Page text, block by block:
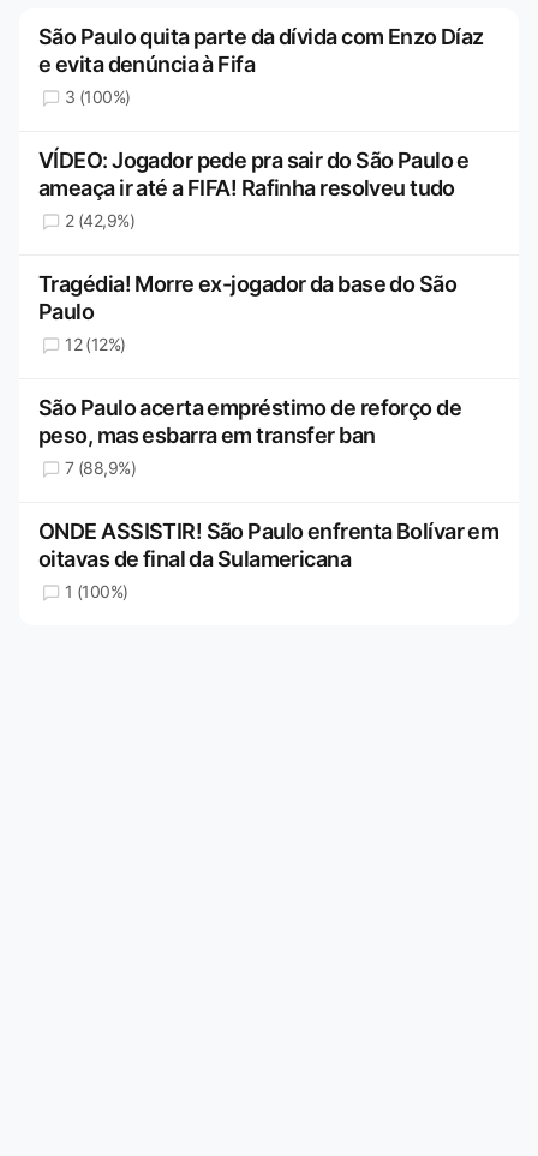
São Paulo quita parte da dívida com Enzo Díaz
e evita denúncia à Fifa
3 (100%)
VÍDEO: Jogador pede pra sair do São Paulo e
ameaça ir até a FIFA! Rafinha resolveu tudo
2 (42,9%)
Tragédia! Morre ex-jogador da base do São
Paulo
12 (12%)
São Paulo acerta empréstimo de reforço de
peso, mas esbarra em transfer ban
7 (88,9%)
ONDE ASSISTIR! São Paulo enfrenta Bolívar em
oitavas de final da Sulamericana
1 (100%)